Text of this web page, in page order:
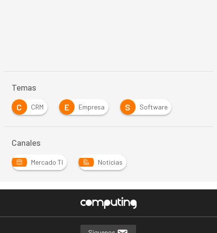
Temas
C
CRM E Empresa S Software
Canales
Mercado TI Noticias